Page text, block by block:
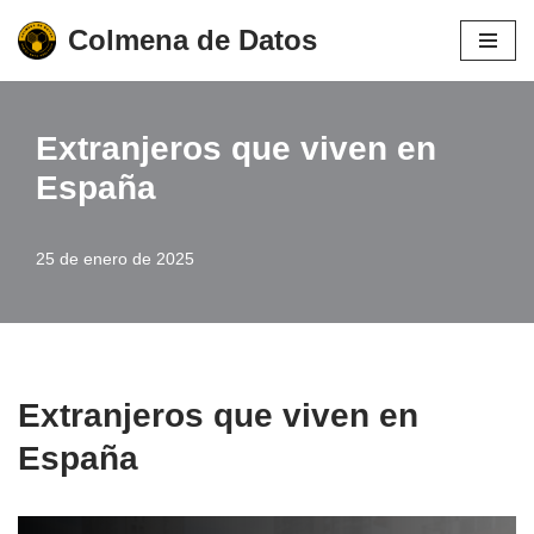
Saltar
Colmena de Datos
Extranjeros que viven en
España
25 de enero de 2025
Extranjeros que viven en
España